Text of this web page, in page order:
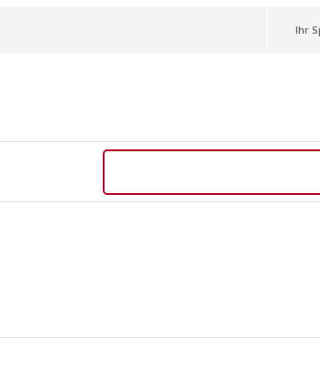
Ihr